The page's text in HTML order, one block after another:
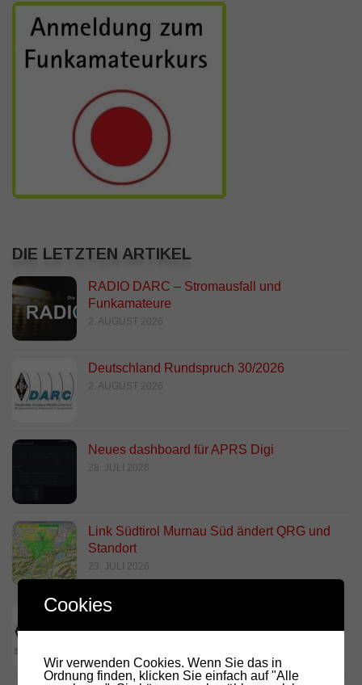
DIE LETZTEN ARTIKEL
RADIO DARC – Stromausfall und
Funkamateure
2. AUGUST 2026
Deutschland Rundspruch 30/2026
2. AUGUST 2026
Neues dashboard für APRS Digi
28. JULI 2026
Link Südtirol Murnau Süd ändert QRG und
Standort
23. JULI 2026
DARC Rundspruch 29/2026
23. JULI 2026
Cookies
Wir verwenden Cookies. Wenn Sie das in
Ordnung finden, klicken Sie einfach auf "Alle